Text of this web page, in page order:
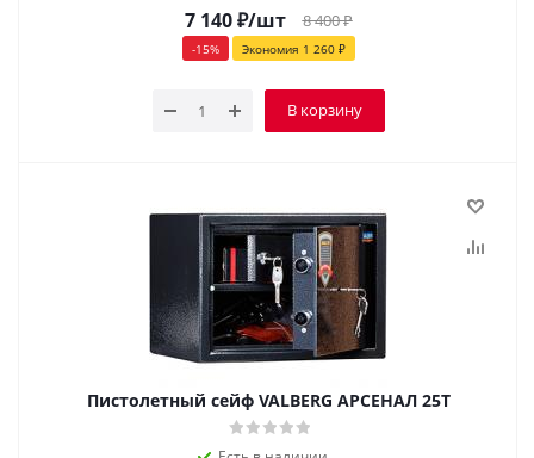
7 140₽/шт 8 400₽
-15% Экономия 1 260₽
В корзину
Пистолетный сейф VALBERG АРСЕНАЛ 25T